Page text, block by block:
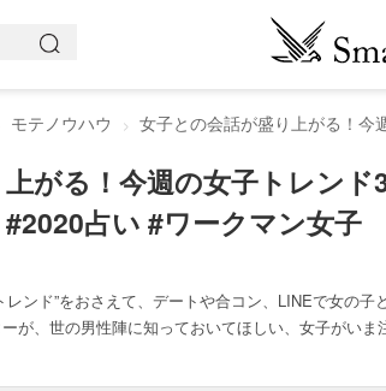
モテノウハウ 女子との会話が盛り上がる！今
がる！今週の女子トレンド
占い #ワークマン女子
ンド”をおさえて、デートや合コン、LINEで女の子
が、世の男性陣に知っておいてほしい、女子がいま